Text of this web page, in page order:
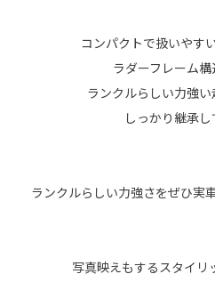
コンパクトで扱いやす
ラダーフレーム構
ランクルらしい力強
しっかり継承し
ランクルらしい力強さをぜひ実
写真映えもするスタイリ